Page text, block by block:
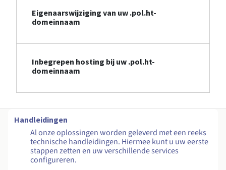
Eigenaarswijziging van uw .pol.ht-
domeinnaam
Inbegrepen hosting bij uw .pol.ht-
domeinnaam
Handleidingen
Al onze oplossingen worden geleverd met een reeks
technische handleidingen. Hiermee kunt u uw eerste
stappen zetten en uw verschillende services
configureren.